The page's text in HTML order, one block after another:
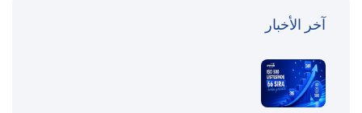
آخر الأخبار